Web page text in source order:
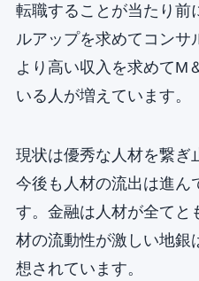
転職することが当たり前
ルアップを求めてコンサ
より高い収入を求めてM
いる人が増えています。
現状は優秀な人材を繋ぎ
今後も人材の流出は進ん
す。金融は人材が全てと
材の流動性が激しい地銀
想されています。